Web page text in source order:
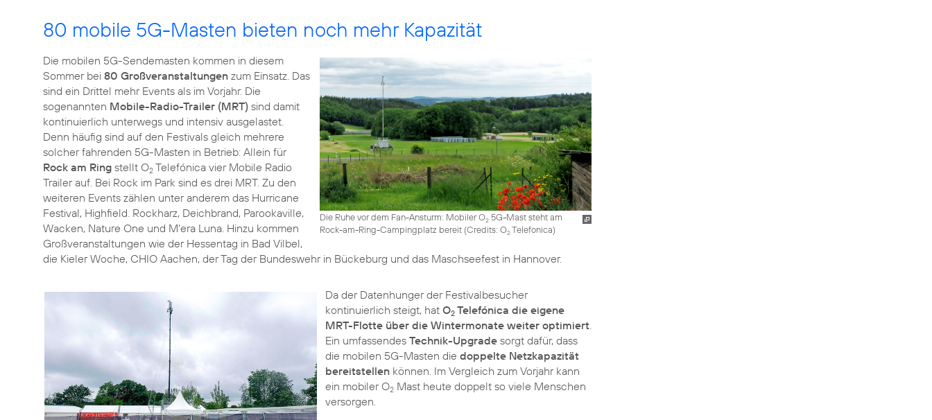
80 mobile 5G-Masten bieten noch mehr Kapazität
Die Ruhe vor dem Fan-Ansturm: Mobiler O25G-Mast steht am
Rock-am-Ring-Campingplatz bereit (Credits: O2Telefonica)
Die mobilen 5G-Sendemasten kommen in diesem
Sommer bei 80 Großveranstaltungen zum Einsatz. Das
sind ein Drittel mehr Events als im Vorjahr. Die
sogenannten Mobile-Radio-Trailer (MRT) sind damit
kontinuierlich unterwegs und intensiv ausgelastet.
Denn häufig sind auf den Festivals gleich mehrere
solcher fahrenden 5G-Masten in Betrieb: Allein für
Rock am Ring stellt O2 Telefónica vier Mobile Radio
Trailer auf. Bei Rock im Park sind es drei MRT. Zu den
weiteren Events zählen unter anderem das Hurricane
Festival, Highfield. Rockharz, Deichbrand, Parookaville,
Wacken, Nature One und M’era Luna. Hinzu kommen
Großveranstaltungen wie der Hessentag in Bad Vilbel,
die Kieler Woche, CHIO Aachen, der Tag der Bundeswehr in Bückeburg und das Maschseefest in Hannover.
Da der Datenhunger der Festivalbesucher
kontinuierlich steigt, hat O2Telefónica die eigene
MRT-Flotte über die Wintermonate weiter optimiert.
Ein umfassendes Technik-Upgradesorgt dafür, dass
die mobilen 5G-Masten die doppelte Netzkapazität
bereitstellenkönnen. Im Vergleich zum Vorjahr kann
ein mobiler O2Mast heute doppelt so viele Menschen
versorgen.